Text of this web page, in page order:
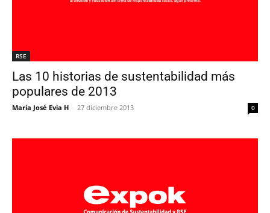
RSE
Las 10 historias de sustentabilidad más
populares de 2013
María José Evia H - 27 diciembre 2013 0